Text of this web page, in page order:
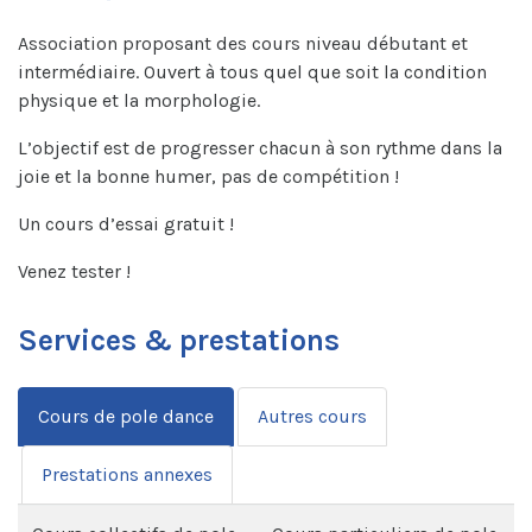
Association proposant des cours niveau débutant et
intermédiaire. Ouvert à tous quel que soit la condition
physique et la morphologie.
L’objectif est de progresser chacun à son rythme dans la
joie et la bonne humer, pas de compétition !
Un cours d’essai gratuit !
Venez tester !
Services & prestations
Cours de pole dance Autres cours
Prestations annexes